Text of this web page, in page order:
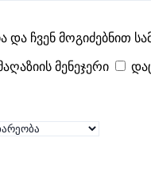
დღევანდელი - 0
ქუთაისში
ვაკანსიები
და ჩვენ მოგიძებნით
მენეჯერი